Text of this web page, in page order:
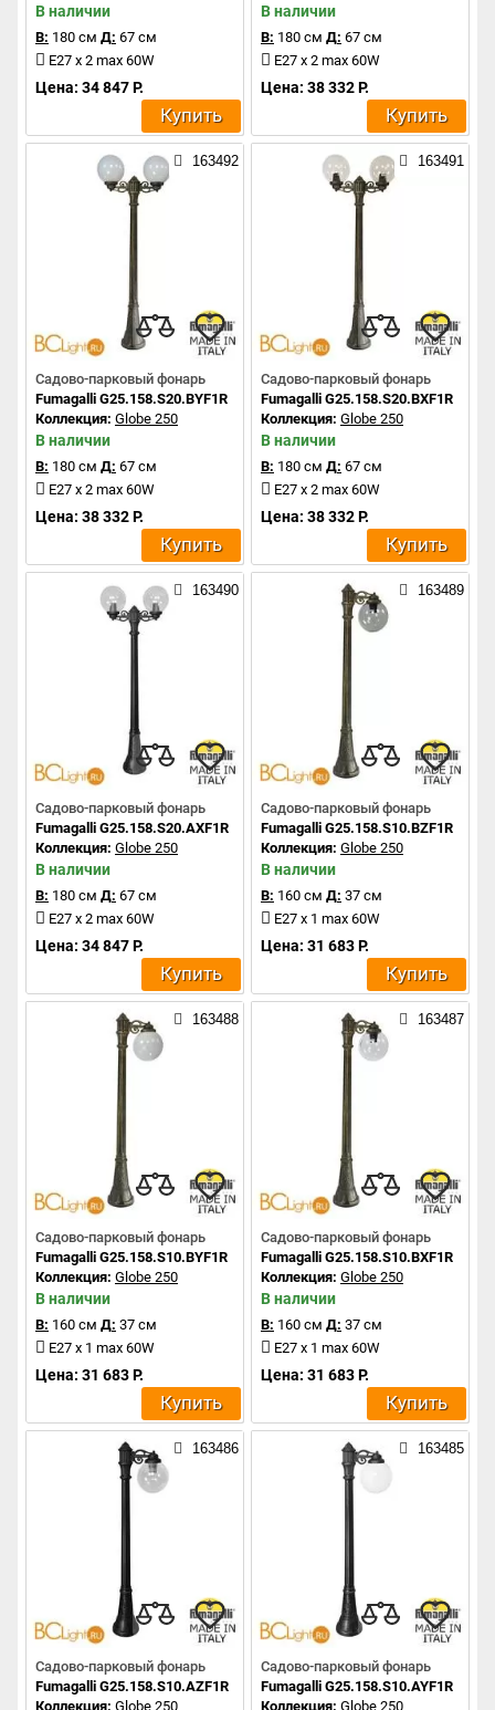
В наличии
В: 180 см Д: 67 см
E27 x 2 max 60W
Цена: 34 847 Р.
Купить
В наличии
В: 180 см Д: 67 см
E27 x 2 max 60W
Цена: 38 332 Р.
Купить
163492
Садово-парковый фонарь
Fumagalli G25.158.S20.BYF1R
Коллекция: Globe 250
В наличии
В: 180 см Д: 67 см
E27 x 2 max 60W
Цена: 38 332 Р.
Купить
163491
Садово-парковый фонарь
Fumagalli G25.158.S20.BXF1R
Коллекция: Globe 250
В наличии
В: 180 см Д: 67 см
E27 x 2 max 60W
Цена: 38 332 Р.
Купить
163490
Садово-парковый фонарь
Fumagalli G25.158.S20.AXF1R
Коллекция: Globe 250
В наличии
В: 180 см Д: 67 см
E27 x 2 max 60W
Цена: 34 847 Р.
Купить
163489
Садово-парковый фонарь
Fumagalli G25.158.S10.BZF1R
Коллекция: Globe 250
В наличии
В: 160 см Д: 37 см
E27 x 1 max 60W
Цена: 31 683 Р.
Купить
163488
Садово-парковый фонарь
Fumagalli G25.158.S10.BYF1R
Коллекция: Globe 250
В наличии
В: 160 см Д: 37 см
E27 x 1 max 60W
Цена: 31 683 Р.
Купить
163487
Садово-парковый фонарь
Fumagalli G25.158.S10.BXF1R
Коллекция: Globe 250
В наличии
В: 160 см Д: 37 см
E27 x 1 max 60W
Цена: 31 683 Р.
Купить
163486
Садово-парковый фонарь
Fumagalli G25.158.S10.AZF1R
Коллекция: Globe 250
163485
Садово-парковый фонарь
Fumagalli G25.158.S10.AYF1R
Коллекция: Globe 250